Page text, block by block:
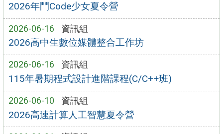
2026年鬥Code少女夏令營
2026-06-16 資訊組
2026高中生數位媒體整合工作坊
2026-06-16 資訊組
115年暑期程式設計進階課程(C/C++班)
2026-06-10 資訊組
2026高速計算人工智慧夏令營